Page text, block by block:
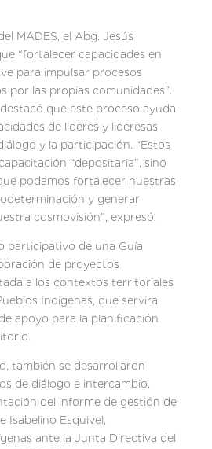
MADES, el Abg. Jesús
“fortalecer capacidades en
para impulsar procesos
por las propias comunidades”.
que este proceso ayuda
de líderes y lideresas
y la participación. “Estos
“depositaria”, sino
podamos fortalecer nuestras
y generar
cosmovisión”, expresó.
participativo de una Guía
de proyectos
a los contextos territoriales
Indígenas, que servirá
apoyo para la planificación
también se desarrollaron
de diálogo e intercambio,
del informe de gestión de
Isabelino Esquivel,
ante la Junta Directiva del